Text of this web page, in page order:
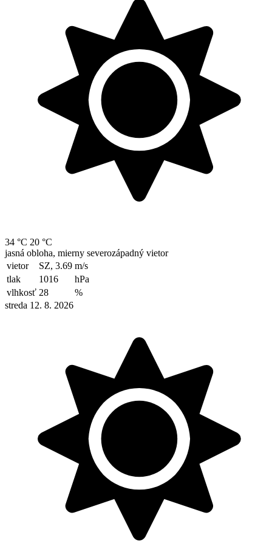
34 °C 20 °C
jasná obloha, mierny severozápadný vietor
vietor
SZ, 3.69 m/s
tlak
1016
hPa
vlhkosť 28
%
streda 12. 8. 2026